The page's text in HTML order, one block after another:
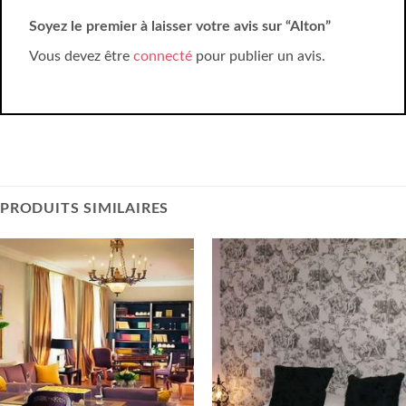
Soyez le premier à laisser votre avis sur “Alton”
Vous devez être connecté pour publier un avis.
PRODUITS SIMILAIRES